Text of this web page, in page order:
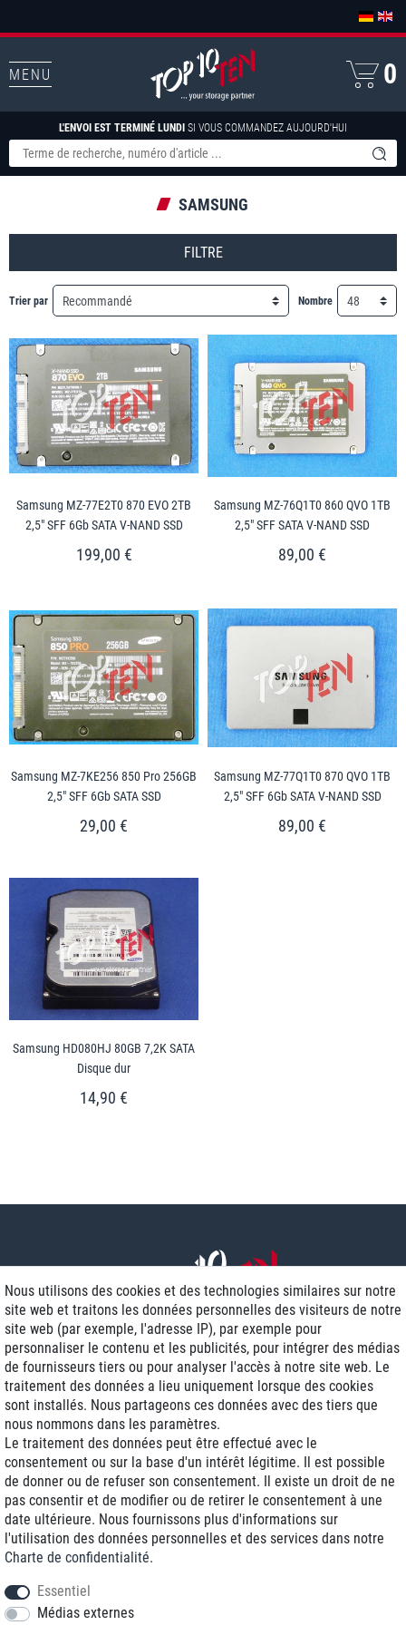
MENU
L'ENVOI EST TERMINÉ LUNDI SI VOUS COMMANDEZ AUJOURD'HUI
0
SAMSUNG
FILTRE
Samsung MZ-77E2T0 870 EVO 2TB
2,5" SFF 6Gb SATA V-NAND SSD
199,00 €
Samsung MZ-76Q1T0 860 QVO 1TB
2,5" SFF SATA V-NAND SSD
89,00 €
Samsung MZ-7KE256 850 Pro 256GB
2,5" SFF 6Gb SATA SSD
29,00 €
Samsung MZ-77Q1T0 870 QVO 1TB
2,5" SFF 6Gb SATA V-NAND SSD
89,00 €
Samsung HD080HJ 80GB 7,2K SATA
Disque dur
14,90 €
Livraison J+1
Frais d'expédition réduits
Reconditionnée avec garantie
+33 1 70 99 07 94 *
Nous utilisons des cookies et des technologies similaires sur notre
site web et traitons les données personnelles des visiteurs de notre
site web (par exemple, l'adresse IP), par exemple pour
personnaliser le contenu et les publicités, pour intégrer des médias
de fournisseurs tiers ou pour analyser l'accès à notre site web. Le
traitement des données a lieu uniquement lorsque des cookies
sont installés. Nous partageons ces données avec des tiers que
nous nommons dans les paramètres.
Le traitement des données peut être effectué avec le
consentement ou sur la base d'un intérêt légitime. Il est possible
de donner ou de refuser son consentement. Il existe un droit de ne
pas consentir et de modifier ou de retirer le consentement à une
date ultérieure. Nous fournissons plus d'informations sur
l'utilisation des données personnelles et des services dans notre
Charte de confidentialité.
Essentiel
Médias externes